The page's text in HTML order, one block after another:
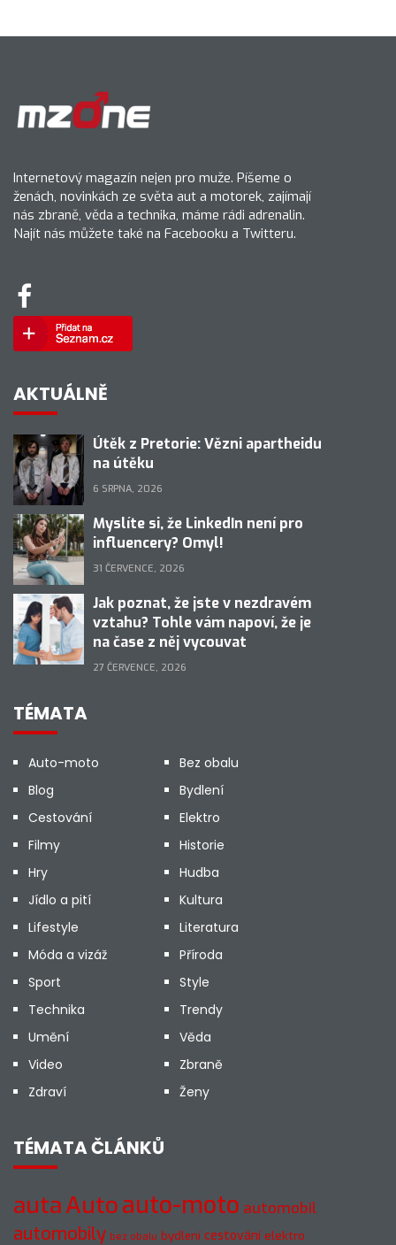
Internetový magazín nejen pro muže. Píšeme o
ženách, novinkách ze světa aut a motorek, zajímají
nás zbraně, věda a technika, máme rádi adrenalin.
Najít nás můžete také na Facebooku a Twitteru.
AKTUÁLNĚ
Útěk z Pretorie: Vězni apartheidu
na útěku
6 SRPNA, 2026
Myslíte si, že LinkedIn není pro
influencery? Omyl!
31 ČERVENCE, 2026
Jak poznat, že jste v nezdravém
vztahu? Tohle vám napoví, že je
na čase z něj vycouvat
27 ČERVENCE, 2026
TÉMATA
Auto-moto
Bez obalu
Blog
Bydlení
Cestování
Elektro
Filmy
Historie
Hry
Hudba
Jídlo a pití
Kultura
Lifestyle
Literatura
Móda a vizáž
Příroda
Sport
Style
Technika
Trendy
Umění
Věda
Video
Zbraně
Zdraví
Ženy
TÉMATA ČLÁNKŮ
autaAutoauto-moto automobil
automobily bez obalu bydlení cestování elektro